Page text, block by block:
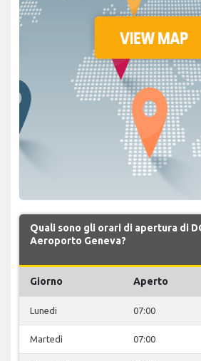
Quali sono gli orari di apertura di
Aeroporto Geneva?
Giorno Aperto
Lunedi 07:00
Martedì 07:00